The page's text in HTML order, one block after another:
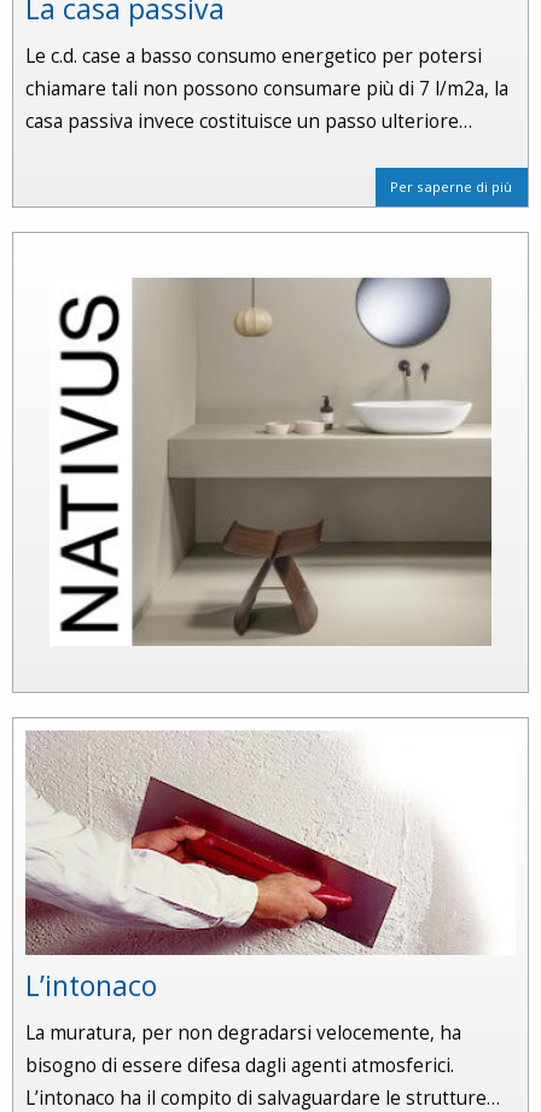
La casa passiva
Le c.d. case a basso consumo energetico per potersi
chiamare tali non possono consumare più di 7 l/m2a, la
casa passiva invece costituisce un passo ulteriore…
Per saperne di più
L’intonaco
La muratura, per non degradarsi velocemente, ha
bisogno di essere difesa dagli agenti atmosferici.
L’intonaco ha il compito di salvaguardare le strutture…